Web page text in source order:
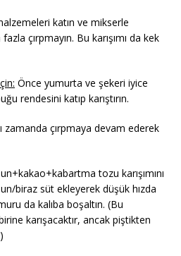
katın ve mikserle
çırpmayın. Bu karışımı da kek
Önce yumurta ve şekeri iyice
rendesini katıp karıştırın.
zamanda çırpmaya devam ederek
tozu karışımını
biraz süt ekleyerek düşük hızda
da kalıba boşaltın. (Bu
karışacaktır, ancak piştikten